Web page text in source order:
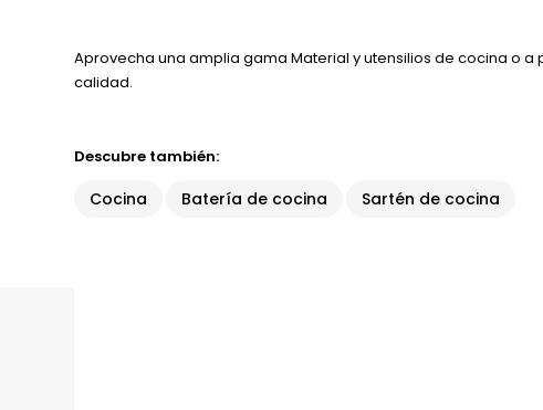
Aprovecha una amplia gama Material y utensilios de cocina o
calidad.
Descubre también:
Cocina Batería de cocina Sartén de cocina